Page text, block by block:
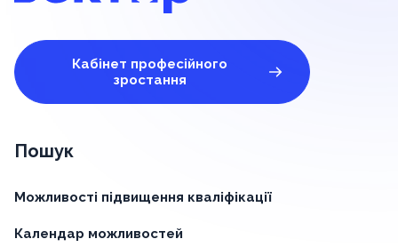
Кабінет професійного
зростання
Пошук
Можливості підвищення кваліфікації
Календар можливостей